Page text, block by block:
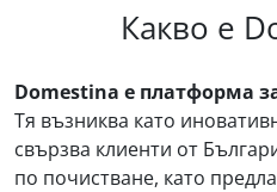
Какво е
Domestina е платформа
Тя възниква като
свързва клиенти от
по почистване, като